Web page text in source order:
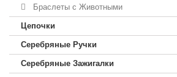
Браслеты с Животными
Цепочки
Серебряные Ручки
Серебряные Зажигалки